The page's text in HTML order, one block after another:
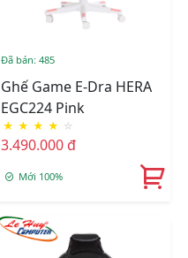
Đã bán: 485
Ghế Game E-Dra HERA
EGC224 Pink
★ ★ ★ ★ ☆
3.490.000 đ
Mới 100%